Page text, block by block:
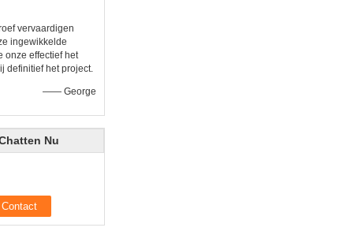
vervaardigen
ingewikkelde
onze effectief het
definitief het project.
—— George
Nu